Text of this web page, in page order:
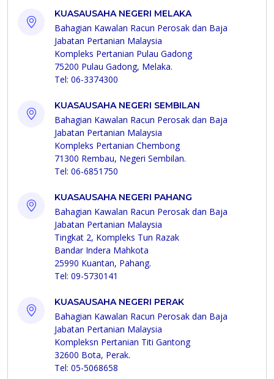
KUASAUSAHA NEGERI MELAKA
Bahagian Kawalan Racun Perosak dan Baja
Jabatan Pertanian Malaysia
Kompleks Pertanian Pulau Gadong
75200 Pulau Gadong, Melaka.
Tel: 06-3374300
KUASAUSAHA NEGERI SEMBILAN
Bahagian Kawalan Racun Perosak dan Baja
Jabatan Pertanian Malaysia
Kompleks Pertanian Chembong
71300 Rembau, Negeri Sembilan.
Tel: 06-6851750
KUASAUSAHA NEGERI PAHANG
Bahagian Kawalan Racun Perosak dan Baja
Jabatan Pertanian Malaysia
Tingkat 2, Kompleks Tun Razak
Bandar Indera Mahkota
25990 Kuantan, Pahang.
Tel: 09-5730141
KUASAUSAHA NEGERI PERAK
Bahagian Kawalan Racun Perosak dan Baja
Jabatan Pertanian Malaysia
Kompleksn Pertanian Titi Gantong
32600 Bota, Perak.
Tel: 05-5068658